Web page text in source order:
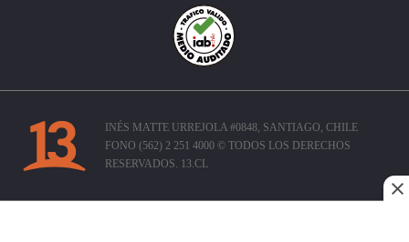
INÉS MATTE URREJOLA #0848, SANTIAGO, CHILE
FONO (562) 2 251 4000 © TODOS LOS DERECHOS
RESERVADOS. 13.CL